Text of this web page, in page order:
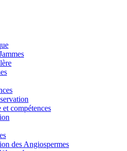
compétences
des Angiospermes